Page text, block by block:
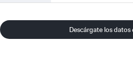
Descárgate los datos